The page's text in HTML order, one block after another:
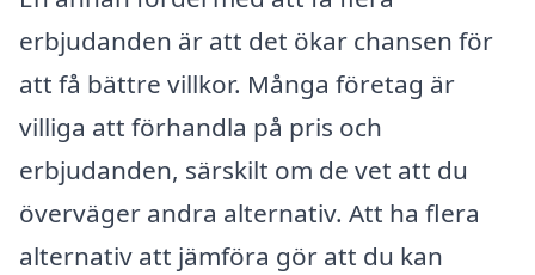
erbjudanden är att det ökar chansen för
att få bättre villkor. Många företag är
villiga att förhandla på pris och
erbjudanden, särskilt om de vet att du
överväger andra alternativ. Att ha flera
alternativ att jämföra gör att du kan